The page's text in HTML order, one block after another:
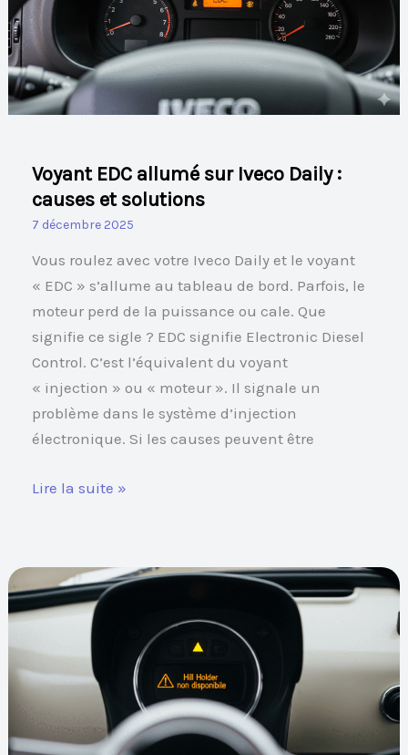
Voyant EDC allumé sur Iveco Daily :
causes et solutions
7 décembre 2025
Vous roulez avec votre Iveco Daily et le voyant
« EDC » s’allume au tableau de bord. Parfois, le
moteur perd de la puissance ou cale. Que
signifie ce sigle ? EDC signifie Electronic Diesel
Control. C’est l’équivalent du voyant
« injection » ou « moteur ». Il signale un
problème dans le système d’injection
électronique. Si les causes peuvent être
Iveco
Daily
:
causes
et
Lire la suite »
Message
« Hill
non
disponible »
causes